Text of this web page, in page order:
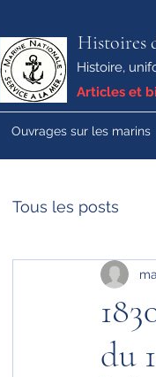
Histoires
Histoire,
Articles et
Ouvrages sur les marins
Tous les posts
du